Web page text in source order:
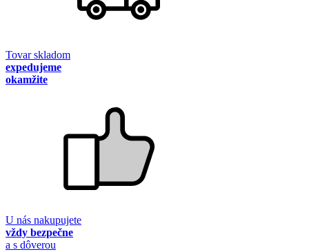
Tovar skladom
expedujeme
okamžite
U nás nakupujete
vždy bezpečne
a s dôverou